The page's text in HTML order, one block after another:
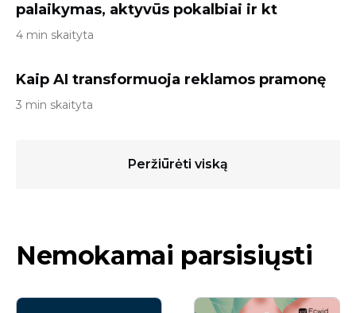
palaikymas, aktyvūs pokalbiai ir kt
4 min skaityta
Kaip AI transformuoja reklamos pramonę
3 min skaityta
Peržiūrėti viską
Nemokamai parsisiųsti